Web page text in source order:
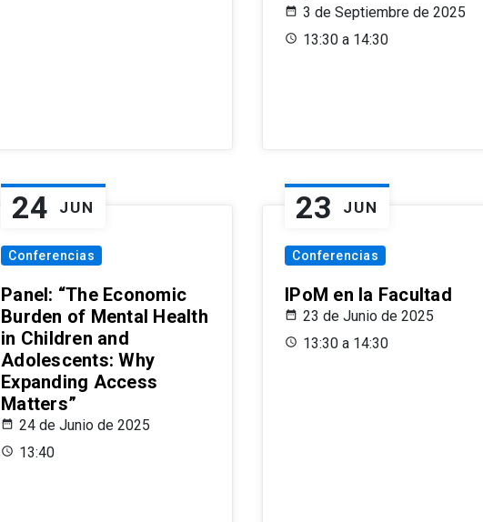
3 de Septiembre de 2025
13:30 a 14:30
24 JUN
Conferencias
Panel: “The Economic
Burden of Mental Health
in Children and
Adolescents: Why
Expanding Access
Matters”
24 de Junio de 2025
13:40
23 JUN
Conferencias
IPoM en la Facultad
23 de Junio de 2025
13:30 a 14:30